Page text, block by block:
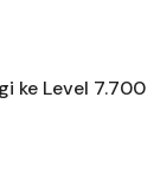
ke Level 7.700